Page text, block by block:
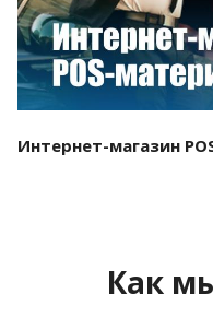
Интернет-магазин
Как